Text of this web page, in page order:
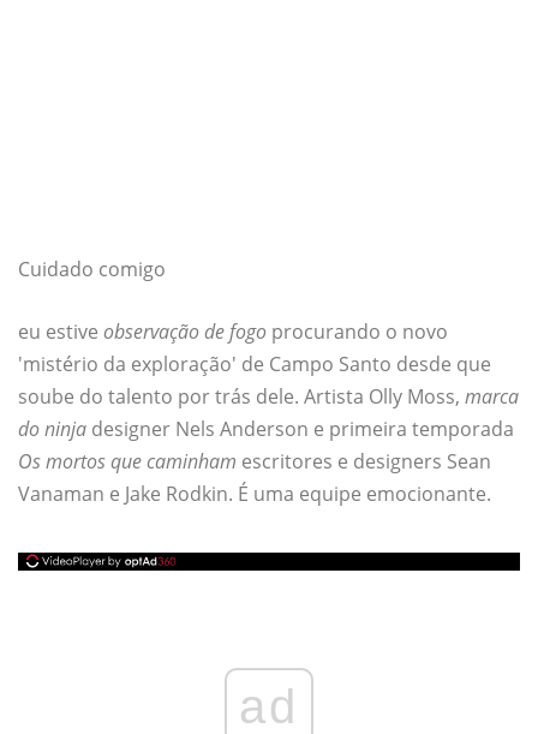
Cuidado comigo
eu estive observação de fogo procurando o novo
'mistério da exploração' de Campo Santo desde que
soube do talento por trás dele. Artista Olly Moss, marca
do ninja designer Nels Anderson e primeira temporada
Os mortos que caminham escritores e designers Sean
Vanaman e Jake Rodkin. É uma equipe emocionante.
ad